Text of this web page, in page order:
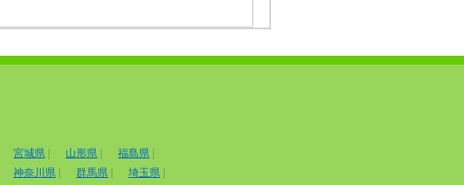
宮城県 山形県 福島県
神奈川県 群馬県 埼玉県